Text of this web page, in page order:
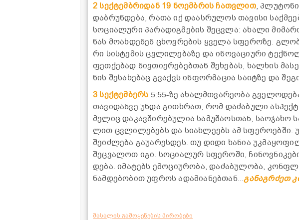
2 სექ­ტემ­ბრი­დან 19 ნო­ემ­ბრის ჩათ­ვლით,
დაბ­რუნ­დე­ბა, რათა იქ და­ას­რუ­ლოს თა­ვი­სი
სო­ცი­ა­ლუ­რი პა­რა­დიგმე­ბის შეც­ვლა: ახა­ლი
ნას მო­ახ­დე­ნენ ცხოვ­რე­ბის ყვე­ლა სფე­რო­ზე.
რი სის­ტე­მის ცვლი­ლე­ბა­ზე და ინო­ვა­ცი­უ­რი
ფეთ­ქე­ბად ნივ­თი­ე­რე­ბებ­თან შე­ხე­ბას, ხალ­ხის
ნის შე­სა­ხე­ბაც გვაქვს ინ­ფორ­მა­ცია სა­იტ­ზე და
3 სექ­ტემ­ბერს 5:55-ზე ახალმთვა­რე­ო­ბა
თა­ვი­დან­ვე უნდა გი­თხრათ, რომ და­ძა­ბუ­ლი
მე­ლიც და­კავ­ში­რე­ბუ­ლია სა­მუ­შა­ოს­თან, სა­ო­ჯა­ხო
ლით ცვლი­ლე­ბებს და სი­ახ­ლე­ებს ამ სფე­რო­ებ­ში.
შე­იძ­ლე­ბა გა­უ­ა­რეს­დეს. თუ დიდი ხა­ნია
შეც­ვა­ლოთ იგი. სო­ცი­ა­ლურ სფე­რო­ში,
დე­ბა. იმა­ტებს ემო­ცი­უ­რო­ბა, და­ძა­ბუ­ლო­ბა,
ნამ­დე­ბო­ბით უფ­როს ადა­მი­ა­ნებ­თან...განაგრძეთ
მასალის გამოყენების პირობები